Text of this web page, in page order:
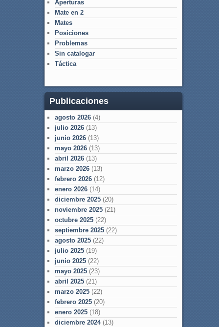
Aperturas
Mate en 2
Mates
Posiciones
Problemas
Sin catalogar
Táctica
Publicaciones
agosto 2026(4)
julio 2026(13)
junio 2026(13)
mayo 2026(13)
abril 2026(13)
marzo 2026(13)
febrero 2026(12)
enero 2026(14)
diciembre 2025(20)
noviembre 2025(21)
octubre 2025(22)
septiembre 2025(22)
agosto 2025(22)
julio 2025(19)
junio 2025(22)
mayo 2025(23)
abril 2025(21)
marzo 2025(22)
febrero 2025(20)
enero 2025(18)
diciembre 2024(13)